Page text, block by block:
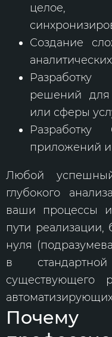
целое,
Создание
решений для
или сферы
приложений и
Любой
глубокого
ваши процессы
пути реализации,
нуля
в
существующего